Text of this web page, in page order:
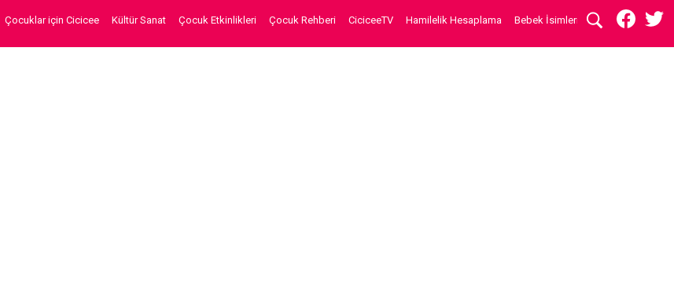
Çocuklar için Cicicee Kültür Sanat Çocuk Etkinlikleri Çocuk Rehberi CiciceeTV Hamilelik Hesaplama Bebek İsimleri